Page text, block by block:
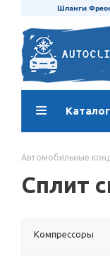
Шланги
Каталог
Автомобильные
Сплит
Компрессоры